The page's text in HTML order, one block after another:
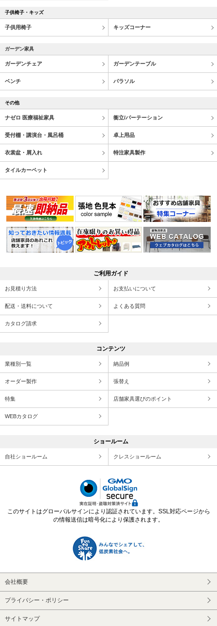
子供椅子・キッズ
子供用椅子 キッズコーナー
ガーデン家具
ガーデンチェア ガーデンテーブル
ベンチ パラソル
その他
ナゼロ 医療福祉家具 衝立/パーテーション
受付棚・講演台・風呂桶 卓上用品
衣裳盆・屑入れ 特注家具製作
タイルカーペット
ご利用ガイド
お見積り方法 お支払いについて
配送・送料について よくある質問
カタログ請求
コンテンツ
業種別一覧 納品例
オーダー製作 張替え
特集 店舗家具選びのポイント
WEBカタログ
ショールーム
自社ショールーム クレスショールーム
このサイトはグローバルサインにより認証されています。SSL対応ページから
の情報送信は暗号化により保護されます。
会社概要
プライバシー・ポリシー
サイトマップ